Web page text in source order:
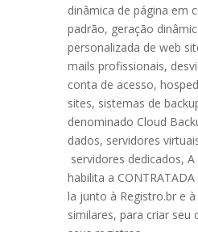
dinâmica de página em
padrão, geração
personalizada de web
mails profissionais,
conta de acesso,
sites, sistemas de
denominado Cloud
dados, servidores
servidores dedicados, A
habilita a
la junto à Registro.br e
similares, para criar seu